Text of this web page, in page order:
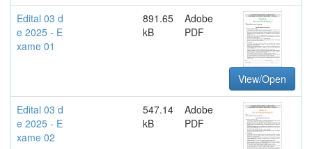
Edital 03 d
e 2025 - E
xame 01
891.65
kB
Adobe
PDF
View/Open
Edital 03 d
e 2025 - E
xame 02
547.14
kB
Adobe
PDF